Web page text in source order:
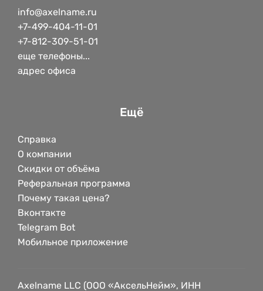
info@axelname.ru
+7-499-404-11-01
+7-812-309-51-01
еще телефоны...
адрес офиса
Ещё
Справка
О компании
Скидки от объёма
Реферальная программа
Почему такая цена?
Вконтакте
Telegram Bot
Мобильное приложение
Axelname LLC (ООО «АксельНейм», ИНН